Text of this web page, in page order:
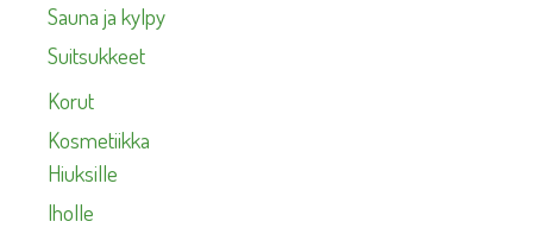
Sauna ja kylpy
Suitsukkeet
Korut
Kosmetiikka
Hiuksille
Iholle